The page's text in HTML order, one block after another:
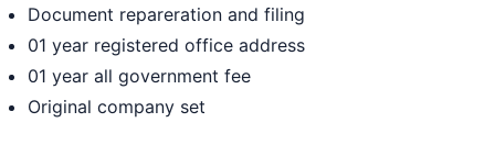
Document repareration and filing
01 year registered office address
01 year all government fee
Original company set